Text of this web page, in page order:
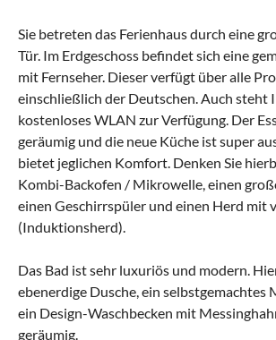
Sie betreten das Ferienhaus durch eine
Tür. Im Erdgeschoss befindet sich eine
mit Fernseher. Dieser verfügt über alle
einschließlich der Deutschen. Auch steht
kostenloses WLAN zur Verfügung. Der
geräumig und die neue Küche ist super
bietet jeglichen Komfort. Denken Sie
Kombi-Backofen / Mikrowelle, einen
einen Geschirrspüler und einen Herd mit
(Induktionsherd).
Das Bad ist sehr luxuriös und modern.
ebenerdige Dusche, ein selbstgemachtes
ein Design-Waschbecken mit
geräumig.